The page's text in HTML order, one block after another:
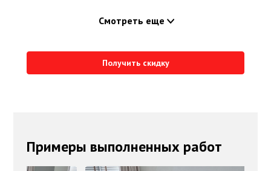
Смотреть еще
Получить скидку
Примеры выполненных работ